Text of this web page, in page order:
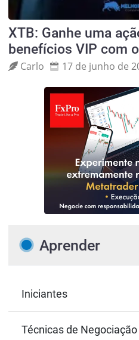
XTB: Ganhe uma
benefícios VIP com
Carlo 17 de junho de
Aprender
Iniciantes
Técnicas de Negociação